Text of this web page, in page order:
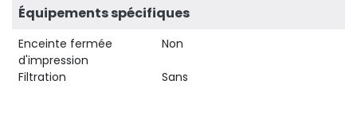
Équipements spécifiques
Enceinte fermée
d'impression
Non
Filtration Sans